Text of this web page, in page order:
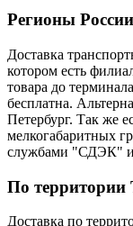
Регионы России
Доставка
котором есть
товара до
бесплатна.
Петербург. Так же
мелкогабаритных
службами "СДЭК"
По территории
Доставка по